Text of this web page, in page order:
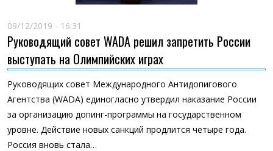
09/12/2019 - 16:31
Руководящий совет WADA решил запретить России
выступать на Олимпийских играх
Руководящих совет Международного Антидопигового
Агентства (WADA) единогласно утвердил наказание России
за организацию допинг-программы на государственном
уровне. Действие новых санкций продлится четыре года.
Россия вновь стала…